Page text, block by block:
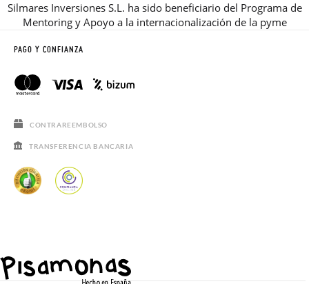
Silmares Inversiones S.L. ha sido beneficiario del Programa de
Mentoring y Apoyo a la internacionalización de la pyme
PAGO Y CONFIANZA
CONTRAREEMBOLSO
TRANSFERENCIA BANCARIA